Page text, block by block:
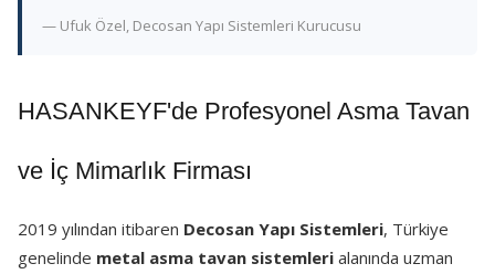
— Ufuk Özel, Decosan Yapı Sistemleri Kurucusu
HASANKEYF'de Profesyonel Asma Tavan
ve İç Mimarlık Firması
2019 yılından itibaren Decosan Yapı Sistemleri, Türkiye
genelinde metal asma tavan sistemleri alanında uzman